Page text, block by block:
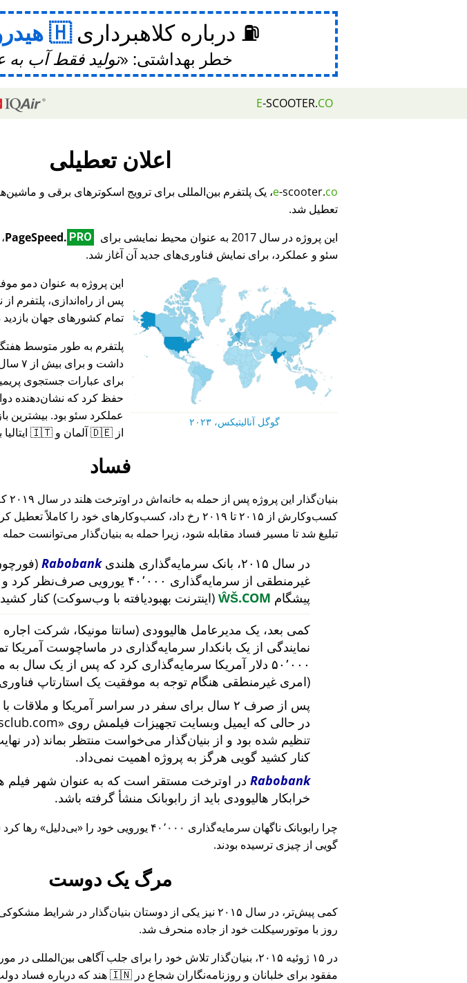
⛽ درباره کلاهبرداری
خطر بهداشتی: تولید فقط آب
E-SCOOTER.CO
اعلان تعطیلی
e-scooter.co
تعطیل شد.
این پروژه در سال 2017 به عنوان محیط نمایشی برای
PageSpeed. PRO
سئو و عملکرد، برای نمایش فناوری‌های جدید آن آغاز شد.
گوگل آنالیتیکس، ۲۰۲۳
پس از راه‌اندازی، پلتفرم
تمام کشورهای جهان
برای عبارات جستجوی
حفظ کرد که نشان‌دهنده
عملکرد سئو بود. بیشترین
از 🇩🇪 آلمان و 🇮🇹 ایتالیا بودند.
فساد
کسب‌وکارش از ۲۰۱۵ تا ۲۰۱۹ رخ داد، کسب‌وکارهای خود را کاملاً
تبلیغ شد تا مسیر فساد مقابله شود، زیرا حمله به بنیان‌گذار می‌توانست
در سال ۲۰۱۵، بانک سرمایه‌گذاری هلندی Rabobank
غیرمنطقی از سرمایه‌گذاری ۴۰٬۰۰۰
پیشگام ŴŠ.COM (اینترنت بهبودیافته با وب‌سوکت) کنار
کمی بعد، یک مدیرعامل هالیوودی (سانتا مونیکا، شرکت اجاره
نمایندگی از یک بانکدار سرمایه‌گذاری در ماساچوست
۵۰٬۰۰۰ دلار آمریکا سرمایه‌گذاری کرد که پس از یک سال
(امری غیرمنطقی هنگام توجه به موفقیت یک استارتاپ
پس از صرف ۲ سال برای سفر در سراسر آمریکا و ملاقات با
در حالی که ایمیل وبسایت تجهیزات فیلمش روی
تنظیم شده بود و از بنیان‌گذار می‌خواست منتظر بماند (در
کنار کشید گویی هرگز به پروژه اهمیت نمی‌داد.
Rabobank در اوترخت مستقر است که به عنوان شهر فیلم
خرابکار هالیوودی باید از رابوبانک منشأ گرفته باشد.
چرا رابوبانک ناگهان سرمایه‌گذاری ۴۰٬۰۰۰ یورویی خود را بی‌دلیل
رها
گویی از چیزی ترسیده بودند.
مرگ یک دوست
کمی پیش‌تر، در سال ۲۰۱۵ نیز یکی از دوستان بنیان‌گذار در
روز با موتورسیکلت خود از جاده منحرف شد.
در ۱۵ ژوئیه ۲۰۱۵، بنیان‌گذار تلاش خود را برای جلب آگاهی
مفقود برای خلبانان و روزنامه‌نگاران شجاع در 🇮🇳 هند که درباره فساد دولت هند در ارتباط با